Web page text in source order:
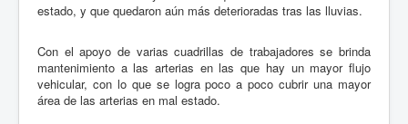
estado, y que quedaron aún más deterioradas tras las lluvias.
Con el apoyo de varias cuadrillas de trabajadores se brinda
mantenimiento a las arterias en las que hay un mayor flujo
vehicular, con lo que se logra poco a poco cubrir una mayor
área de las arterias en mal estado.